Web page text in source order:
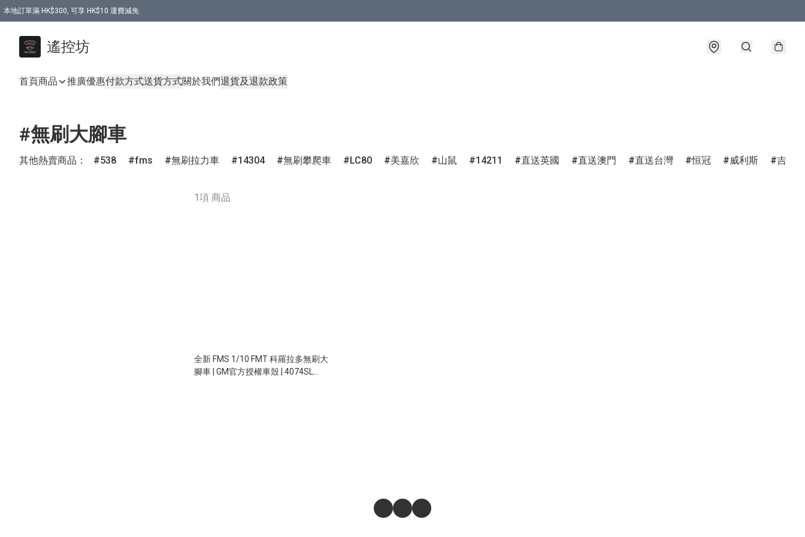
本地訂單滿 HK$300, 可享 HK$10 運費減免
遙控坊
首頁商品 推廣優惠付款方式送貨方式關於我們退貨及退款政策
#無刷大腳車
其他熱賣商品： 538 fms 無刷拉力車 14304 無刷攀爬車 LC80 美嘉欣 山鼠 14211 直送英國 直送澳門 直送台灣 恒冠 威利斯 吉普車
1項 商品
全新 FMS 1/10 FMT 科羅拉多無刷大
腳車 | GM官方授權車殼 | 4074SL